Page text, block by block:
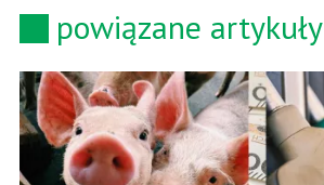
powiązane artykuły